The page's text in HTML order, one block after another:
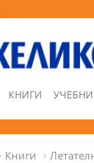
КНИГИ
Книги